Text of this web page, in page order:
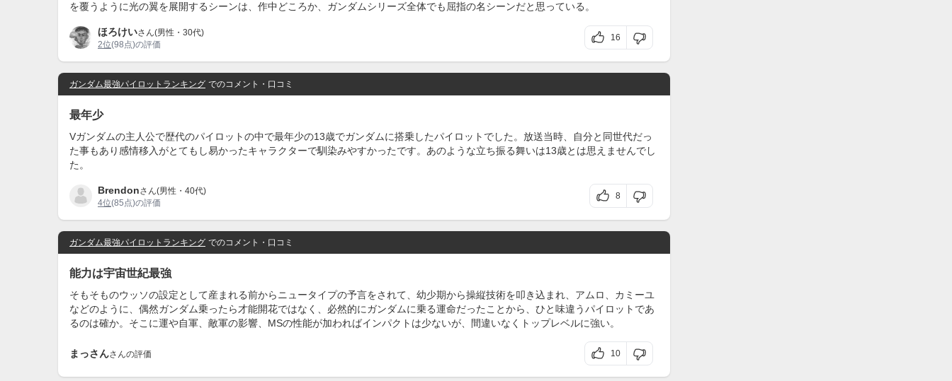
を覆うように光の翼を展開するシーンは、作中どころか、ガンダムシリーズ全体でも屈指の名シーンだと思っている。
ほろけいさん(男性・30代)
2位(98点)の評価
16
ガンダム最強パイロットランキング でのコメント・口コミ
最年少
Vガンダムの主人公で歴代のパイロットの中で最年少の13歳でガンダムに搭乗したパイロットでした。放送当時、自分と同世代だっ
た事もあり感情移入がとてもし易かったキャラクターで馴染みやすかったです。あのような立ち振る舞いは13歳とは思えませんでし
た。
Brendonさん(男性・40代)
4位(85点)の評価
8
ガンダム最強パイロットランキング でのコメント・口コミ
能力は宇宙世紀最強
そもそものウッソの設定として産まれる前からニュータイプの予言をされて、幼少期から操縦技術を叩き込まれ、アムロ、カミーユ
などのように、偶然ガンダム乗ったら才能開花ではなく、必然的にガンダムに乗る運命だったことから、ひと味違うパイロットであ
るのは確か。そこに運や自軍、敵軍の影響、MSの性能が加わればインパクトは少ないが、間違いなくトップレベルに強い。
まっさんさんの評価 10